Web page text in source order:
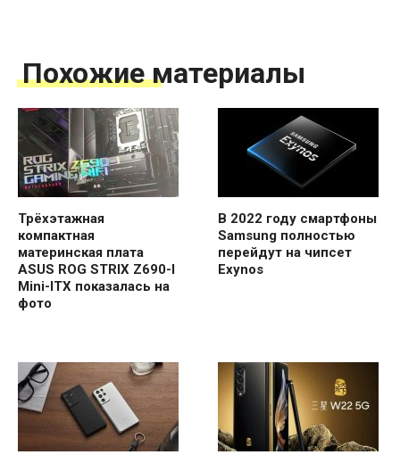
Похожие материалы
Трёхэтажная
компактная
материнская плата
ASUS ROG STRIX Z690-I
Mini-ITX показалась на
фото
В 2022 году смартфоны
Samsung полностью
перейдут на чипсет
Exynos